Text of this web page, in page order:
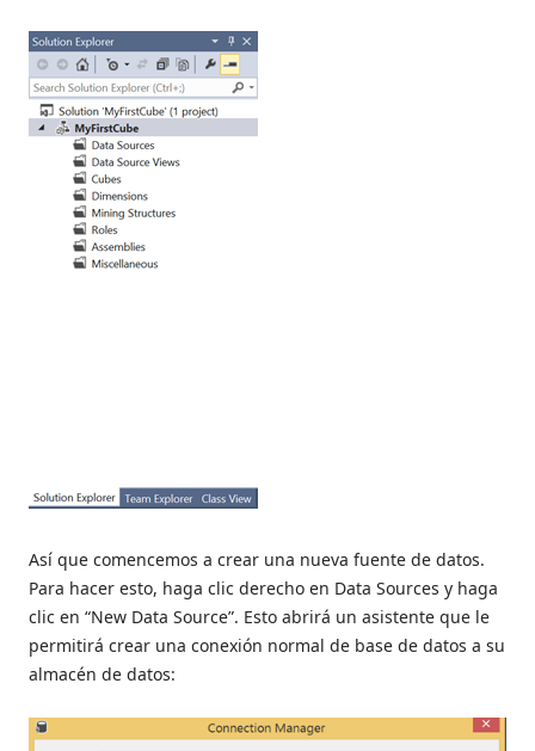
Así que comencemos a crear una nueva fuente de datos.
Para hacer esto, haga clic derecho en Data Sources y haga
clic en “New Data Source”. Esto abrirá un asistente que le
permitirá crear una conexión normal de base de datos a su
almacén de datos: